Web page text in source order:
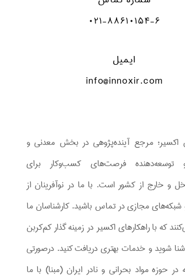
۰۲۱-۸۸۶۱۰۱۵۴-۶
ایمیل
info@innoxir.com
اکسیر؛ مرجع آینده‌پژوهی در بخش معدنی و
توسعه‌دهنده فرصت‌های کسب‌وکار برای
و خارج از کشور است. با ما در نوآفرینان از
مجازی در تماس باشید. کارشناسان ما
که با راهکارهای اکسیر در زمینه گذار کم‌کربن
شوید و خدمات بهتری دریافت کنید. درصورتی
حوزه مواد بحرانی و نادر ایران (مبنا) با ما